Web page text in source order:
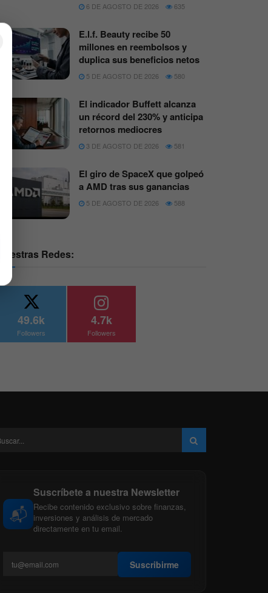
6 DE AGOSTO DE 2026 635
E.l.f. Beauty recibe 50
millones en reembolsos y
duplica sus beneficios netos
5 DE AGOSTO DE 2026 580
El indicador Buffett alcanza
un récord del 230% y anticipa
retornos mediocres
3 DE AGOSTO DE 2026 581
El giro de SpaceX que golpeó
a AMD tras sus ganancias
5 DE AGOSTO DE 2026 588
Nuestras Redes:
49.6k
Followers
4.7k
Followers
📬
Suscríbete a nuestra Newsletter
Recibe contenido exclusivo sobre finanzas,
inversiones y análisis de mercado
directamente en tu email.
Suscribirme